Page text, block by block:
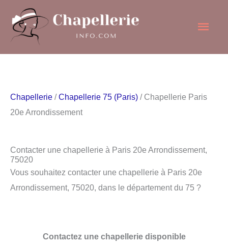
contenu
Chapellerie /Chapellerie 75 (Paris) / Chapellerie Paris
20e Arrondissement
Contacter une chapellerie à Paris 20e Arrondissement,
75020
Vous souhaitez contacter une chapellerie à Paris 20e
Arrondissement, 75020, dans le département du 75 ?
Contactez une chapellerie disponible